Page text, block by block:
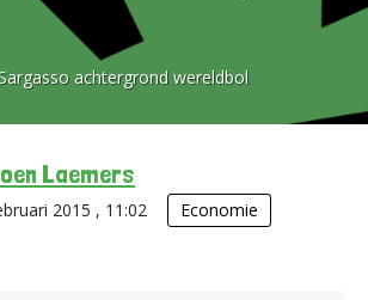
Sargasso achtergrond wereldbol
Laemers
2015 , 11:02 Economie